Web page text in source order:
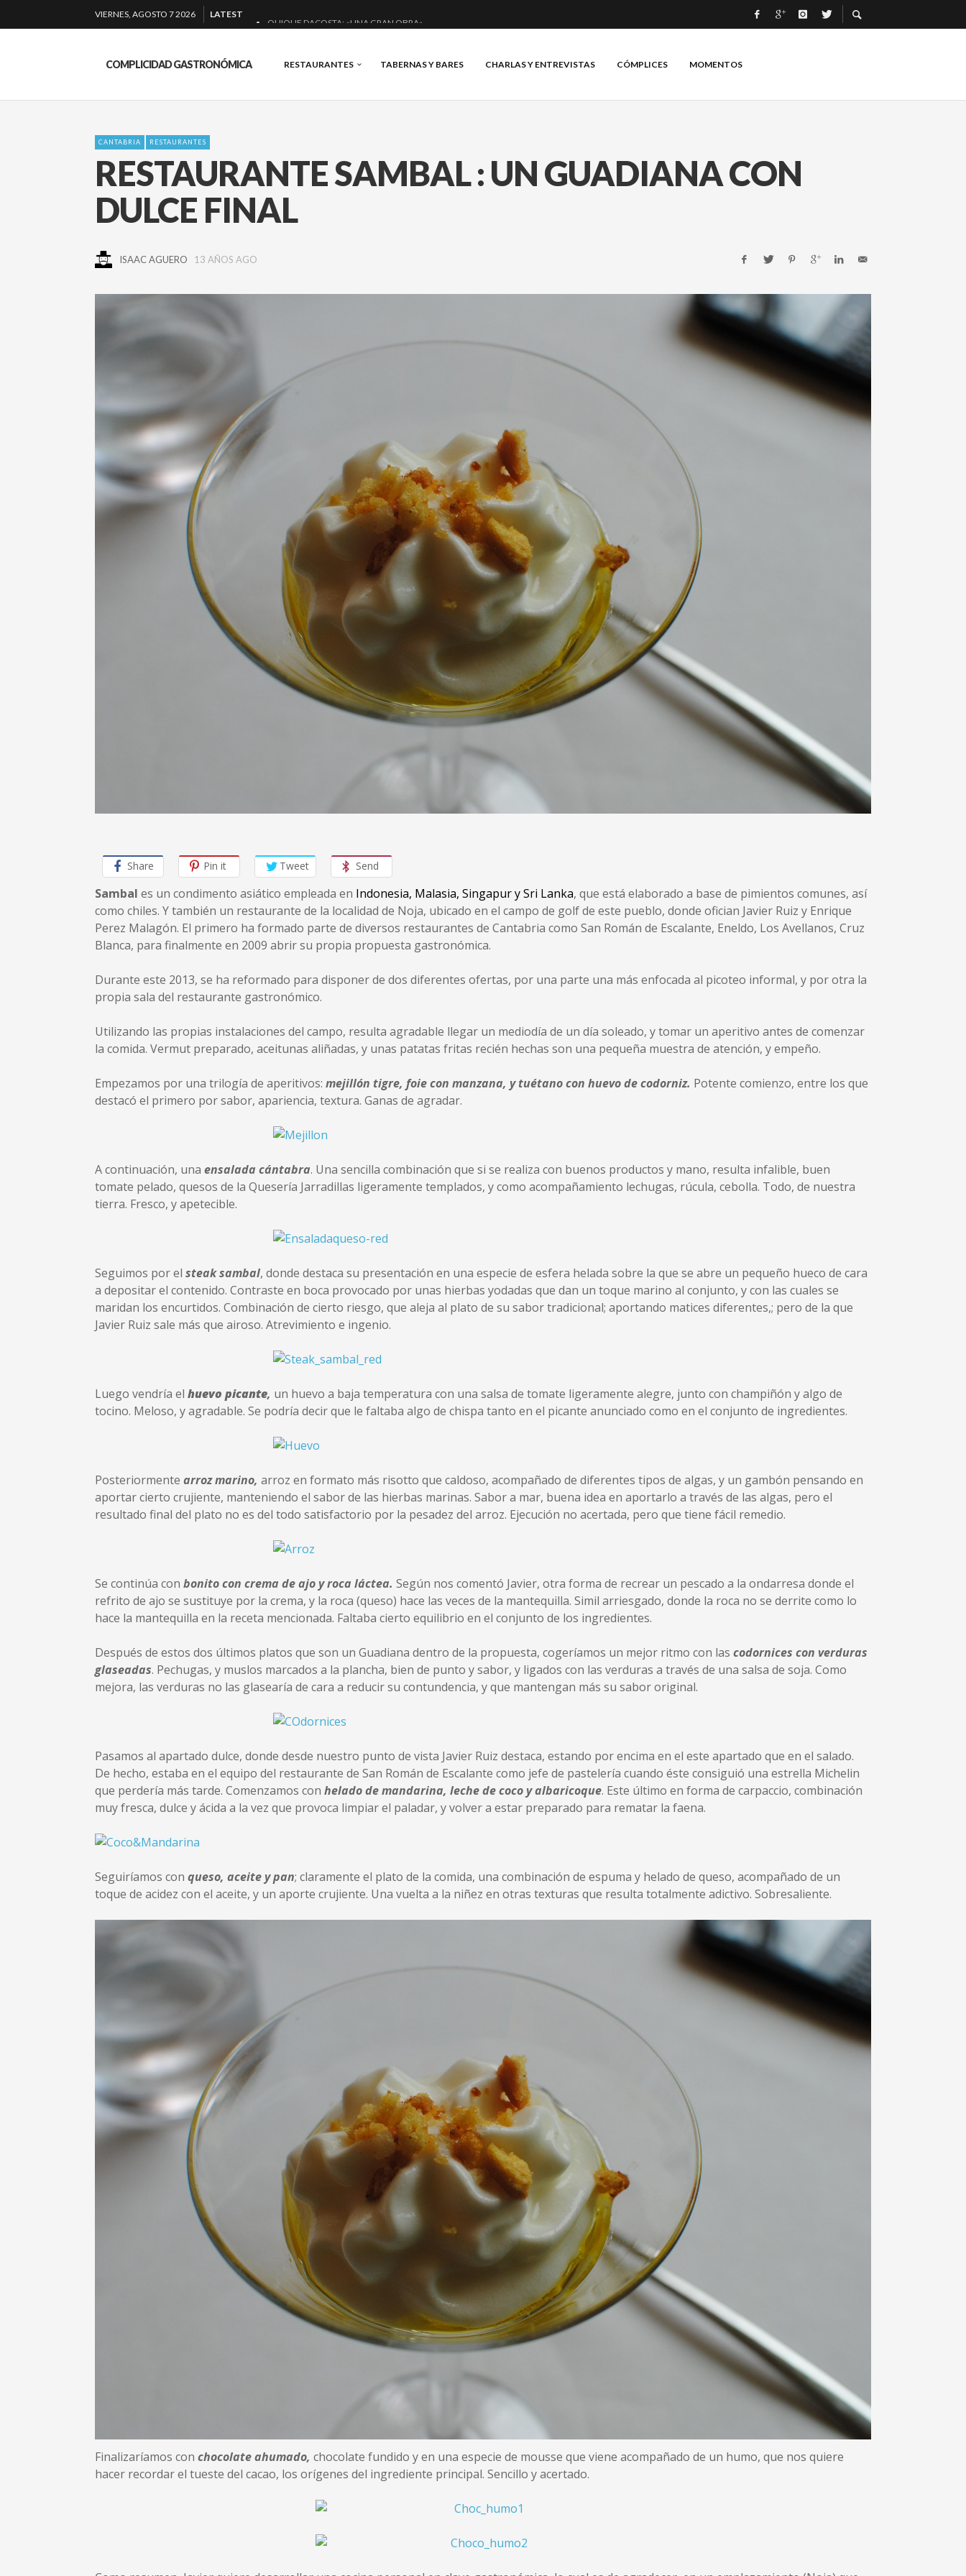
VIERNES, AGOSTO 7 2026
LATEST
QUIQUE DACOSTA: «UNA GRAN OBRA»
BAKKO: NIGIRIS, VINO Y BRASAS.
COMPLICIDAD GASTRONÓMICA RESTAURANTES TABERNAS Y BARES CHARLAS Y ENTREVISTAS CÓMPLICES MOMENTOS
CANTABRIA RESTAURANTES
RESTAURANTE SAMBAL : UN GUADIANA CON
DULCE FINAL
ISAAC AGUERO 13 AÑOS AGO
Share Pin it Tweet Send
Sambal es un condimento asiático empleada en Indonesia, Malasia, SingapurySri Lanka, que está elaborado a base de pimientos comunes, así
como chiles. Y también un restaurante de la localidad de Noja, ubicado en el campo de golf de este pueblo, donde ofician Javier Ruiz y Enrique
Perez Malagón. El primero ha formado parte de diversos restaurantes de Cantabria como San Román de Escalante, Eneldo, Los Avellanos, Cruz
Blanca, para finalmente en 2009 abrir su propia propuesta gastronómica.
Durante este 2013, se ha reformado para disponer de dos diferentes ofertas, por una parte una más enfocada al picoteo informal, y por otra la
propia sala del restaurante gastronómico.
Utilizando las propias instalaciones del campo, resulta agradable llegar un mediodía de un día soleado, y tomar un aperitivo antes de comenzar
la comida. Vermut preparado, aceitunas aliñadas, y unas patatas fritas recién hechas son una pequeña muestra de atención, y empeño.
Empezamos por una trilogía de aperitivos: mejillón tigre, foie con manzana, y tuétano con huevo de codorniz. Potente comienzo, entre los que
destacó el primero por sabor, apariencia, textura. Ganas de agradar.
A continuación, una ensalada cántabra. Una sencilla combinación que si se realiza con buenos productos y mano, resulta infalible, buen
tomate pelado, quesos de la Quesería Jarradillas ligeramente templados, y como acompañamiento lechugas, rúcula, cebolla. Todo, de nuestra
tierra. Fresco, y apetecible.
Seguimos por el steak sambal, donde destaca su presentación en una especie de esfera helada sobre la que se abre un pequeño hueco de cara
a depositar el contenido. Contraste en boca provocado por unas hierbas yodadas que dan un toque marino al conjunto, y con las cuales se
maridan los encurtidos. Combinación de cierto riesgo, que aleja al plato de su sabor tradicional; aportando matices diferentes,; pero de la que
Javier Ruiz sale más que airoso. Atrevimiento e ingenio.
Luego vendría el huevo picante, un huevo a baja temperatura con una salsa de tomate ligeramente alegre, junto con champiñón y algo de
tocino. Meloso, y agradable. Se podría decir que le faltaba algo de chispa tanto en el picante anunciado como en el conjunto de ingredientes.
Posteriormente arroz marino, arroz en formato más risotto que caldoso, acompañado de diferentes tipos de algas, y un gambón pensando en
aportar cierto crujiente, manteniendo el sabor de las hierbas marinas. Sabor a mar, buena idea en aportarlo a través de las algas, pero el
resultado final del plato no es del todo satisfactorio por la pesadez del arroz. Ejecución no acertada, pero que tiene fácil remedio.
Se continúa con bonito con crema de ajo y roca láctea. Según nos comentó Javier, otra forma de recrear un pescado a la ondarresa donde el
refrito de ajo se sustituye por la crema, y la roca (queso) hace las veces de la mantequilla. Simil arriesgado, donde la roca no se derrite como lo
hace la mantequilla en la receta mencionada. Faltaba cierto equilibrio en el conjunto de los ingredientes.
Después de estos dos últimos platos que son un Guadiana dentro de la propuesta, cogeríamos un mejor ritmo con las codornices con verduras
glaseadas. Pechugas, y muslos marcados a la plancha, bien de punto y sabor, y ligados con las verduras a través de una salsa de soja. Como
mejora, las verduras no las glasearía de cara a reducir su contundencia, y que mantengan más su sabor original.
Pasamos al apartado dulce, donde desde nuestro punto de vista Javier Ruiz destaca, estando por encima en el este apartado que en el salado.
De hecho, estaba en el equipo del restaurante de San Román de Escalante como jefe de pastelería cuando éste consiguió una estrella Michelin
que perdería más tarde. Comenzamos con helado de mandarina, leche de coco y albaricoque. Este último en forma de carpaccio, combinación
muy fresca, dulce y ácida a la vez que provoca limpiar el paladar, y volver a estar preparado para rematar la faena.
Seguiríamos con queso, aceite y pan; claramente el plato de la comida, una combinación de espuma y helado de queso, acompañado de un
toque de acidez con el aceite, y un aporte crujiente. Una vuelta a la niñez en otras texturas que resulta totalmente adictivo. Sobresaliente.
Finalizaríamos con chocolate ahumado, chocolate fundido y en una especie de mousse que viene acompañado de un humo, que nos quiere
hacer recordar el tueste del cacao, los orígenes del ingrediente principal. Sencillo y acertado.